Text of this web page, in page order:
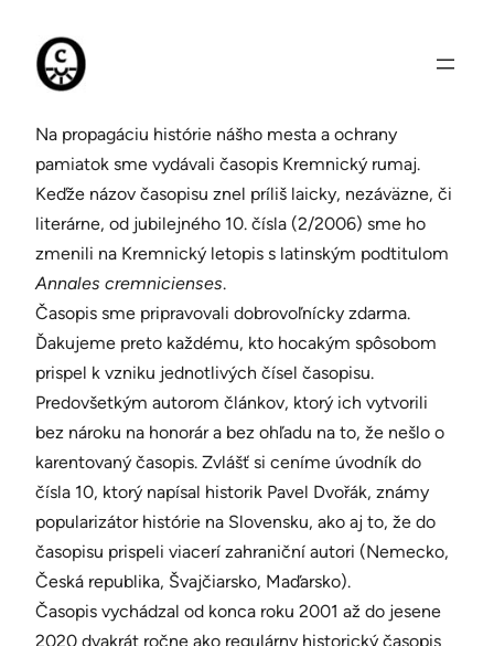
obsah
Na propagáciu histórie nášho mesta a ochrany
pamiatok sme vydávali časopis Kremnický rumaj.
Keďže názov časopisu znel príliš laicky, nezáväzne, či
literárne, od jubilejného 10. čísla (2/2006) sme ho
zmenili na Kremnický letopis s latinským podtitulom
Annales cremnicienses.
Časopis sme pripravovali dobrovoľnícky zdarma.
Ďakujeme preto každému, kto hocakým spôsobom
prispel k vzniku jednotlivých čísel časopisu.
Predovšetkým autorom článkov, ktorý ich vytvorili
bez nároku na honorár a bez ohľadu na to, že nešlo o
karentovaný časopis. Zvlášť si ceníme úvodník do
čísla 10, ktorý napísal historik Pavel Dvořák, známy
popularizátor histórie na Slovensku, ako aj to, že do
časopisu prispeli viacerí zahraniční autori (Nemecko,
Česká republika, Švajčiarsko, Maďarsko).
Časopis vychádzal od konca roku 2001 až do jesene
2020 dvakrát ročne ako regulárny historický časopis